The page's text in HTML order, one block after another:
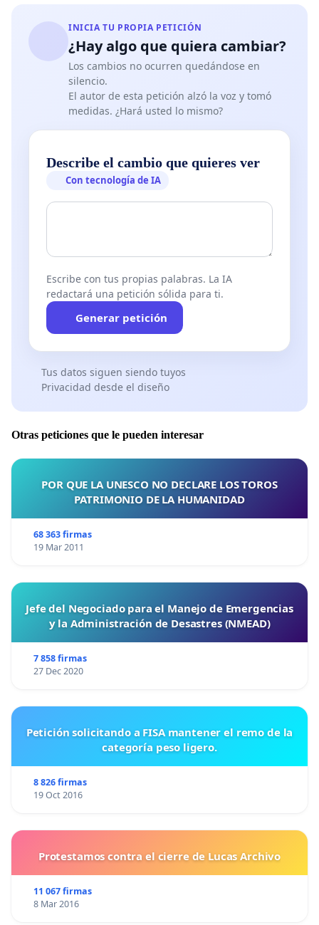
INICIA TU PROPIA PETICIÓN
¿Hay algo que quiera cambiar?
Los cambios no ocurren quedándose en
silencio.
El autor de esta petición alzó la voz y tomó
medidas. ¿Hará usted lo mismo?
Describe el cambio que quieres ver
Con tecnología de IA
Escribe con tus propias palabras. La IA
redactará una petición sólida para ti.
Generar petición
Tus datos siguen siendo tuyos
Privacidad desde el diseño
Otras peticiones que le pueden interesar
POR QUE LA UNESCO NO DECLARE LOS TOROS
PATRIMONIO DE LA HUMANIDAD
68 363 firmas
19 Mar 2011
Jefe del Negociado para el Manejo de Emergencias
y la Administración de Desastres (NMEAD)
7 858 firmas
27 Dec 2020
Petición solicitando a FISA mantener el remo de la
categoría peso ligero.
8 826 firmas
19 Oct 2016
Protestamos contra el cierre de Lucas Archivo
11 067 firmas
8 Mar 2016